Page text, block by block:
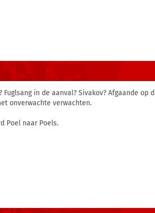
Fuglsang in de aanval? Sivakov? Afgaande op
onverwachte verwachten.
Poel naar Poels.